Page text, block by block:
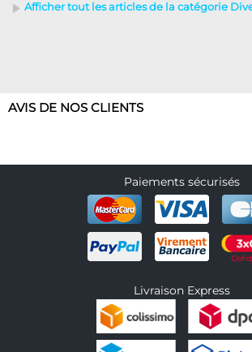
Afficher tout les articles de la catégorie
AVIS DE NOS CLIENTS
Paiements sécurisés
Livraison Express